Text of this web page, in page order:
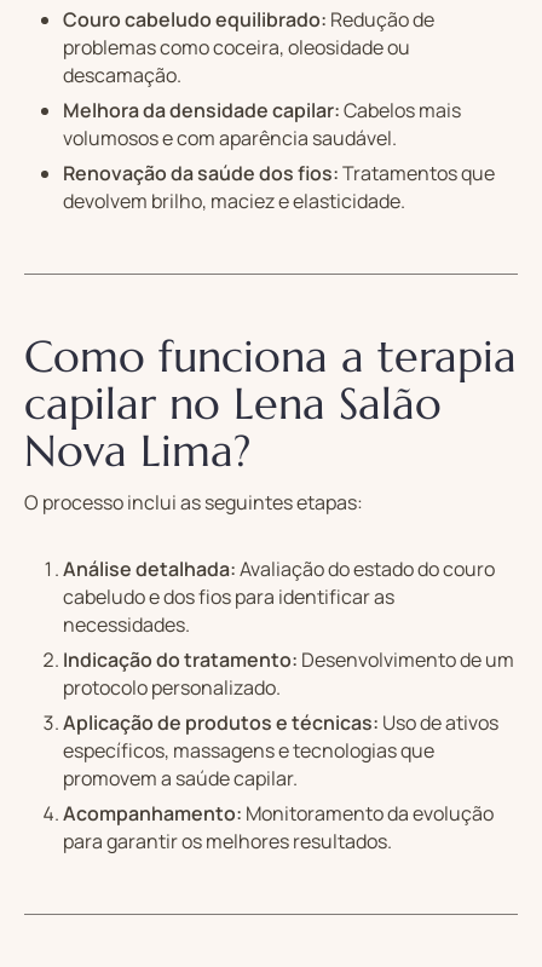
Couro cabeludo equilibrado: Redução de
problemas como coceira, oleosidade ou
descamação.
Melhora da densidade capilar:Cabelos mais
volumosos e com aparência saudável.
Renovação da saúde dos fios:Tratamentos que
devolvem brilho, maciez e elasticidade.
Como funciona a terapia
capilar no Lena Salão
Nova Lima?
O processo inclui as seguintes etapas:
Análise detalhada:Avaliação do estado do couro
cabeludo e dos fios para identificar as
necessidades.
Indicação do tratamento: Desenvolvimento de um
protocolo personalizado.
Aplicação de produtos e técnicas: Uso de ativos
específicos, massagens e tecnologias que
promovem a saúde capilar.
Acompanhamento: Monitoramento da evolução
para garantir os melhores resultados.